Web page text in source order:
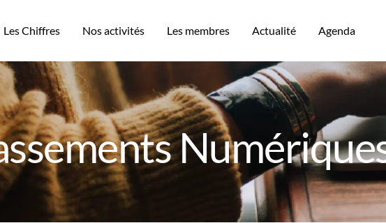
Les Chiffres Nos activités Les membres Actualité Agenda